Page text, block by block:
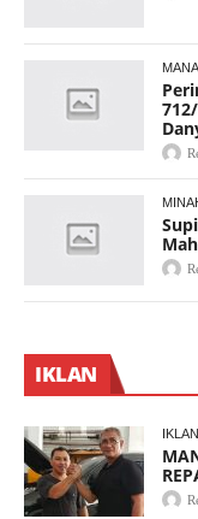
IKLAN
IKLAN